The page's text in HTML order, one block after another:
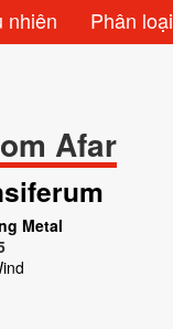
nhiên Phân loại
Afar
Metal